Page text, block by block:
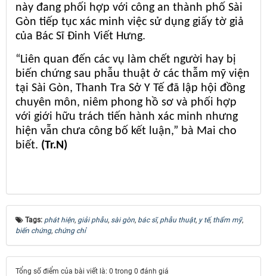
này đang phối hợp với công an thành phố Sài
Gòn tiếp tục xác minh việc sử dụng giấy tờ giả
của Bác Sĩ Đinh Viết Hưng.
“Liên quan đến các vụ làm chết người hay bị
biến chứng sau phẫu thuật ở các thẫm mỹ viện
tại Sài Gòn, Thanh Tra Sở Y Tế đã lập hội đồng
chuyên môn, niêm phong hồ sơ và phối hợp
với giới hữu trách tiến hành xác minh nhưng
hiện vẫn chưa công bố kết luận,” bà Mai cho
biết. (Tr.N)
Tags: phát hiện, giải phẫu, sài gòn, bác sĩ, phẫu thuật, y tế, thẩm mỹ,
biến chứng, chứng chỉ
Tổng số điểm của bài viết là: 0 trong 0 đánh giá